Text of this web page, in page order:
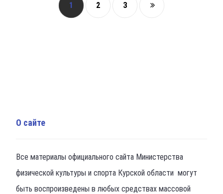
1 2 3
О сайте
Все материалы официального сайта Министерства
физической культуры и спорта Курской области могут
быть воспроизведены в любых средствах массовой